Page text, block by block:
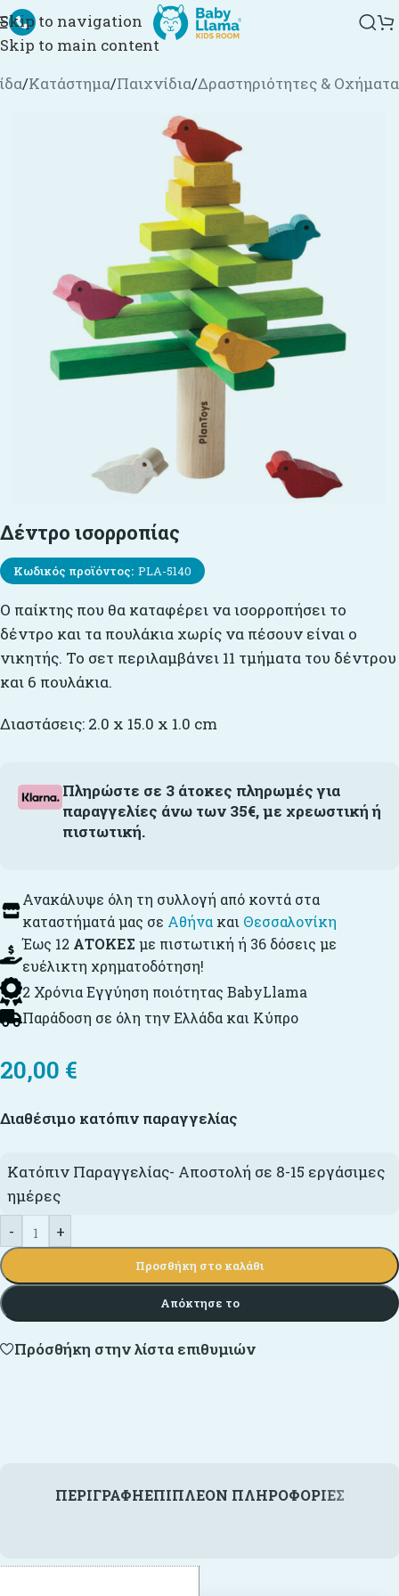
Skip to navigation
Skip to main content
/Κατάστημα/Παιχνίδια/Δραστηριότητες & Οχήματα
Δέντρο ισορροπίας
Κωδικός προϊόντος: PLA-5140
Ο παίκτης που θα καταφέρει να ισορροπήσει το
δέντρο και τα πουλάκια χωρίς να πέσουν είναι ο
νικητής. Το σετ περιλαμβάνει 11 τμήματα του δέντρου
και 6 πουλάκια.
Διαστάσεις: 2.0 x 15.0 x 1.0 cm
Πληρώστε σε 3 άτοκες πληρωμές για
παραγγελίες άνω των 35€, με χρεωστική ή
πιστωτική.
Ανακάλυψε όλη τη συλλογή από κοντά στα
καταστήματά μας σε Αθήνα και Θεσσαλονίκη
Έως 12 ΑΤΟΚΕΣ με πιστωτική ή 36 δόσεις με
ευέλικτη χρηματοδότηση!
2 Χρόνια Εγγύηση ποιότητας BabyLlama
Παράδοση σε όλη την Ελλάδα και Κύπρο
20,00 €
Διαθέσιμο κατόπιν παραγγελίας
Κατόπιν Παραγγελίας- Αποστολή σε 8-15 εργάσιμες
ημέρες
-
+
Προσθήκη στο καλάθι
Απόκτησε το
Πρόσθήκη στην λίστα επιθυμιών
ΠΕΡΙΓΡΑΦΉΕΠΙΠΛΈΟΝ ΠΛΗΡΟΦΟΡΊΕΣ